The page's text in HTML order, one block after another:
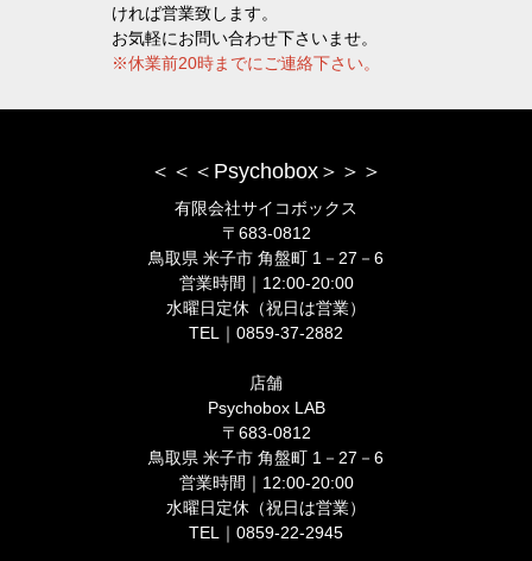
ければ営業致します。
お気軽にお問い合わせ下さいませ。
※休業前20時までにご連絡下さい。
＜＜＜Psychobox＞＞＞
有限会社サイコボックス
〒683-0812
鳥取県 米子市 角盤町 1－27－6
営業時間｜12:00-20:00
水曜日定休（祝日は営業）
TEL｜0859-37-2882
店舗
Psychobox LAB
〒683-0812
鳥取県 米子市 角盤町 1－27－6
営業時間｜12:00-20:00
水曜日定休（祝日は営業）
TEL｜0859-22-2945